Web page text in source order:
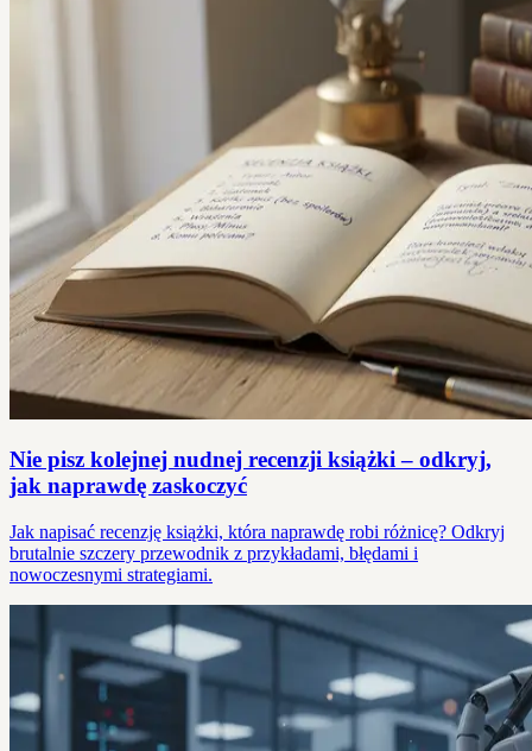
Nie pisz kolejnej nudnej recenzji książki – odkryj,
jak naprawdę zaskoczyć
Jak napisać recenzję książki, która naprawdę robi różnicę? Odkryj
brutalnie szczery przewodnik z przykładami, błędami i
nowoczesnymi strategiami.